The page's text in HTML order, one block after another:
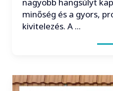
nagyobb hangsúlyt
minőség és a gyors,
kivitelezés. A ...